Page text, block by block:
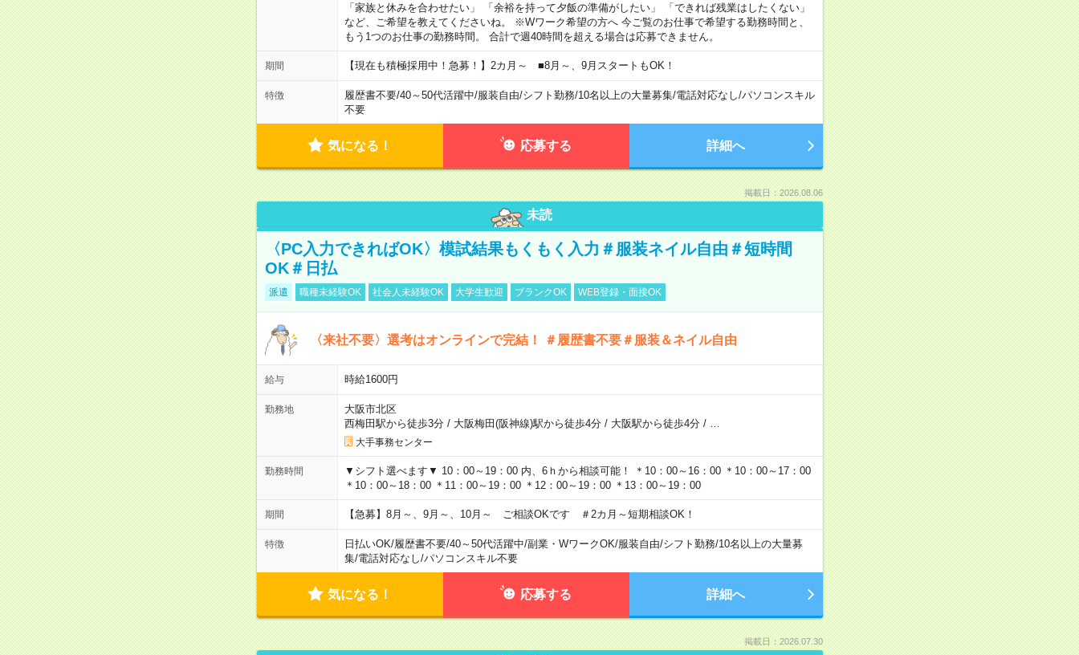
「家族と休みを合わせたい」 「余裕を持って夕飯の準備がしたい」 「できれば残業はしたくない」
など、ご希望を教えてくださいね。 ※Wワーク希望の方へ 今ご覧のお仕事で希望する勤務時間と、
もう1つのお仕事の勤務時間。 合計で週40時間を超える場合は応募できません。
期間 【現在も積極採用中！急募！】2カ月～ ■8月～、9月スタートもOK！
特徴 履歴書不要/40～50代活躍中/服装自由/シフト勤務/10名以上の大量募集/電話対応なし/パソコンスキル
不要
気になる！ 応募する 詳細へ
掲載日：2026.08.06
未読
〈PC入力できればOK〉模試結果もくもく入力＃服装ネイル自由＃短時間
OK＃日払
派遣 職種未経験OK 社会人未経験OK 大学生歓迎 ブランクOK WEB登録・面接OK
〈来社不要〉選考はオンラインで完結！ ＃履歴書不要＃服装＆ネイル自由
給与 時給1600円
勤務地
大阪市北区
西梅田駅から徒歩3分/ 大阪梅田(阪神線)駅から徒歩4分/ 大阪駅から徒歩4分/
大手事務センター
勤務時間
▼シフト選べます▼ 10：00～19：00 内、6ｈから相談可能！ ＊10：00～16：00 ＊10：00～17：00
＊10：00～18：00 ＊11：00～19：00 ＊12：00～19：00 ＊13：00～19：00
期間 【急募】8月～、9月～、10月～ ご相談OKです ＃2カ月～短期相談OK！
特徴 日払いOK/履歴書不要/40～50代活躍中/副業・WワークOK/服装自由/シフト勤務/10名以上の大量募
集/電話対応なし/パソコンスキル不要
気になる！ 応募する 詳細へ
掲載日：2026.07.30